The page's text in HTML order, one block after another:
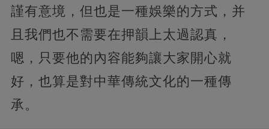
謹有意境，但也是一種娛樂的方式，并
且我們也不需要在押韻上太過認真，
嗯，只要他的內容能夠讓大家開心就
好，也算是對中華傳統文化的一種傳
承。